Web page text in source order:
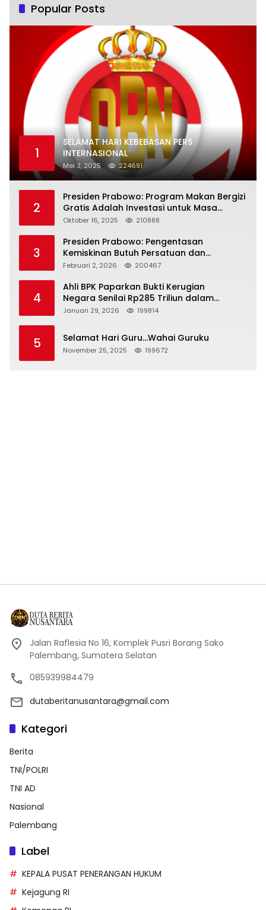
Popular Posts
1
SELAMAT HARI KEBEBASAN PERS
INTERNASIONAL
Mei 3, 2025 224691
2
Presiden Prabowo: Program Makan Bergizi
Gratis Adalah Investasi untuk Masa
Depan Bangsa
Oktober 16, 2025 210888
3
Presiden Prabowo: Pengentasan
Kemiskinan Butuh Persatuan dan
Kepemimpinan yang Bertanggung Jawab
Februari 2, 2026 200467
4
Ahli BPK Paparkan Bukti Kerugian
Negara Senilai Rp285 Triliun dalam
Persidangan Korupsi PT Pertamina
Januari 29, 2026 199814
5 Selamat Hari Guru…Wahai Guruku
November 25, 2025 199672
Jalan Raflesia No 16, Komplek Pusri Borang Sako
Palembang, Sumatera Selatan
085939984479
dutaberitanusantara@gmail.com
Kategori
Berita
TNI/POLRI
TNI AD
Nasional
Palembang
Label
KEPALA PUSAT PENERANGAN HUKUM
Kejagung RI